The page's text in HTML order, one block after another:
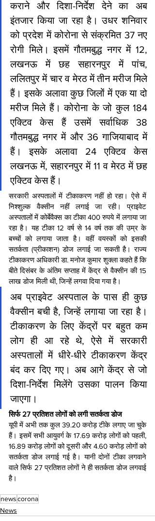
कराने और दिशा-निर्देश देने का अब
इंतजार किया जा रहा है। उधर शनिवार
को प्रदेश में कोरोना से संक्रमित 37 नए
रोगी मिले। इसमें गौतमबुद्ध नगर में 12,
लखनऊ में छह सहारनपुर में पांच,
ललितपुर में चार व मेरठ में तीन मरीज मिले
हैं। इसके अलावा कुछ जिलों में एक या दो
मरीज मिले हैं। कोरोना के जो कुल 184
एक्टिव केस हैं उसमें सर्वाधिक 38
गौतमबुद्ध नगर में और 36 गाजियाबाद में
हैं। इसके अलावा 24 एक्टिव केस
लखनऊ में, सहारनपुर में 11 व मेरठ में छह
एक्टिव केस हैं।
सरकारी अस्पतालों में टीकाकरण नहीं हो रहा। ऐसे में
निश्शुल्क वैक्सीन नहीं लगाई जा रही। प्राइवेट
अस्पतालों में कोर्बेवैक्स का टीका 400 रुपये में लगाया जा
रहा है। यह टीका 12 वर्ष से 14 वर्ष तक की उम्र के
बच्चों को लगाया जाता है। वहीं वयस्कों को इसकी
सतर्कता (प्रीकाशन) डोज लगाई जा सकती है। राज्य
टीकाकरण अधिकारी डा. मनोज कुमार शुक्ला कहते हैं कि
बीते दिसंबर के अंतिम सप्ताह में केंद्र से वैक्सीन की 15
लाख डोज मिली थी, जिन्हें लगवा दिया गया है।
अब प्राइवेट अस्पताल के पास ही कुछ
वैक्सीन बची है, जिन्हें लगाया जा रहा है।
टीकाकरण के लिए केंद्रों पर बहुत कम
लोग ही आ रहे थे, ऐसे में सरकारी
अस्पतालों में धीरे-धीरे टीकाकरण केंद्र
बंद कर दिए गए। अब आगे केंद्र से जो
दिशा-निर्देश मिलेंगे उसका पालन किया
जाएगा।
सिर्फ 27 प्रतिशत लोगों को लगी सतर्कता डोज
यूपी में अभी तक कुल 39.20 करोड़ टीके लगाए जा चुके
हैं। इसमें सभी आयुवर्ग के 17.69 करोड़ लोगों को पहली,
16.89 करोड़ लोगों को दूसरी और 4.60 करोड़ लोगों को
सतर्कता डोज लगाई गई है। यानी दोनों टीका लगवाने
वाले सिर्फ 27 प्रतिशत लोगों ने ही सतर्कता डोज लगवाई
है।
newscorona
News